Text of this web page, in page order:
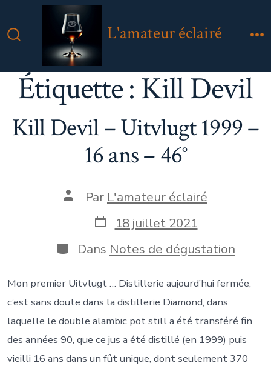
au
Bascule
Rechercher
L'amateur éclairé
Étiquette : Kill Devil
Kill Devil – Uitvlugt 1999 –
16 ans – 46°
Auteur
publication
Par L'amateur éclairé
Date
de
publication
18 juillet 2021
Catégories
Dans Notes de dégustation
Mon premier Uitvlugt … Distillerie aujourd’hui fermée,
c’est sans doute dans la distillerie Diamond, dans
laquelle le double alambic pot still a été transféré fin
des années 90, que ce jus a été distillé (en 1999) puis
vieilli 16 ans dans un fût unique, dont seulement 370